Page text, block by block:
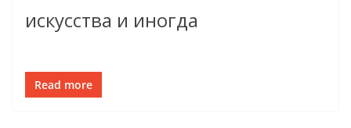
искусства и иногда
Read more